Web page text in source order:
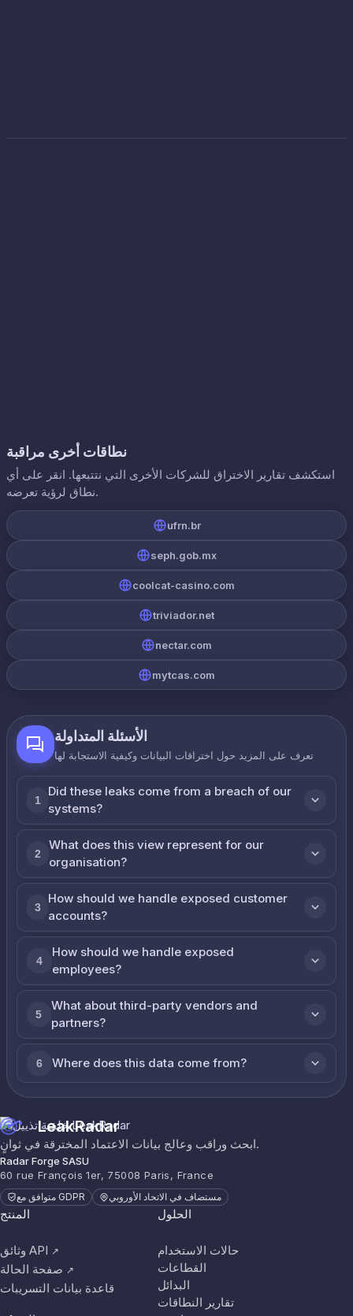
نطاقات أخرى مراقبة
استكشف تقارير الاختراق للشركات الأخرى التي نتتبعها. انقر على أي
نطاق لرؤية تعرضه.
ufrn.br
seph.gob.mx
coolcat-casino.com
triviador.net
nectar.com
mytcas.com
الأسئلة المتداولة
تعرف على المزيد حول اختراقات البيانات وكيفية الاستجابة لها
1
Did these leaks come from a breach of our
systems?
2
What does this view represent for our
organisation?
3
How should we handle exposed customer
accounts?
4
How should we handle exposed
employees?
5
What about third-party vendors and
partners?
6 Where does this data come from?
LeakRadar
ابحث وراقب وعالج بيانات الاعتماد المخترقة في ثوانٍ.
Radar Forge SASU
60 rue François 1er, 75008 Paris, France
متوافق مع GDPR مستضاف في الاتحاد الأوروبي
المنتج
وثائق API ↗
صفحة الحالة ↗
قاعدة بيانات التسريبات
الحلول
حالات الاستخدام
القطاعات
البدائل
تقارير النطاقات